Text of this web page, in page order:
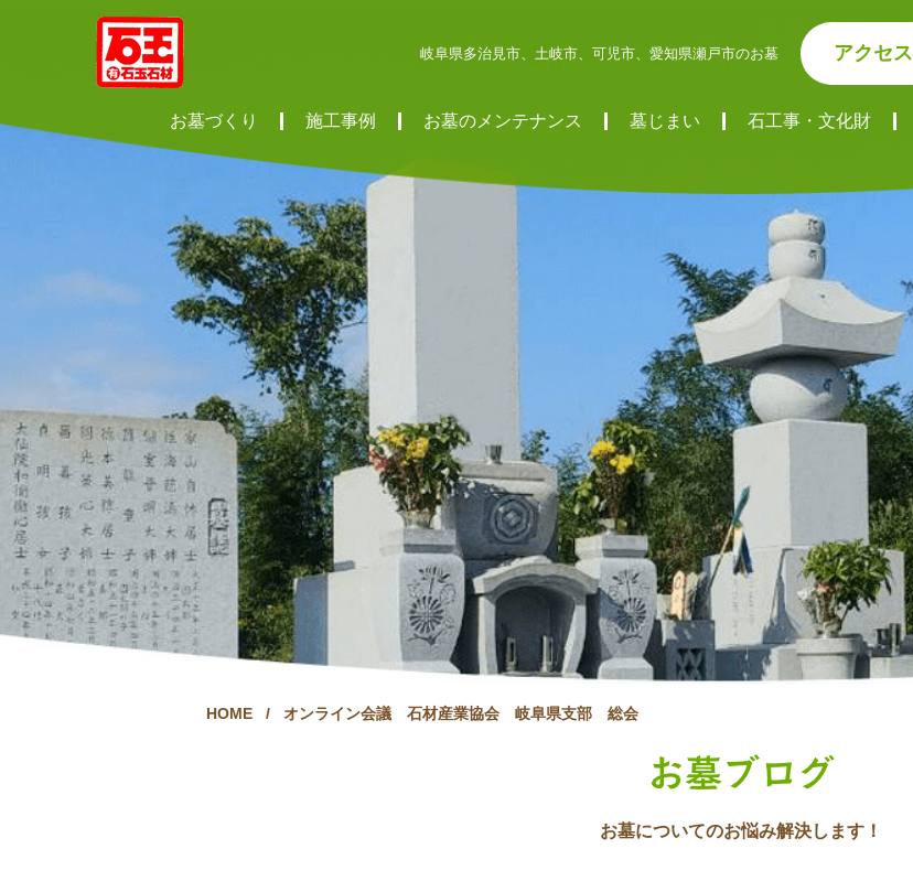
岐阜県多治見市、土岐市、可児市、愛知県瀬戸市のお墓 アクセス
お墓づくり 施工事例 お墓のメンテナンス 墓じまい 石工事・文化財
HOME / オンライン会議 石材産業協会 岐阜県支部 総会
お墓ブログ
お墓についてのお悩み解決します！